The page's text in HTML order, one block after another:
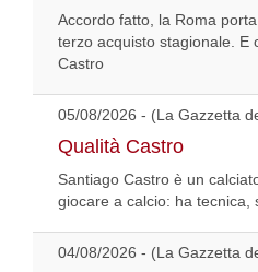
Accordo fatto, la Roma
terzo acquisto stagionale. E
Castro
05/08/2026 - (La Gazzetta
Qualità Castro
Santiago Castro è un
giocare a calcio: ha tecnica,
04/08/2026 - (La Gazzetta